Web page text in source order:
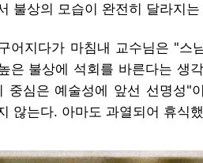
불상의 모습이 완전히 달라지
어지다가 마침내 교수님은 "스
은 불상에 석회를 바른다는 생
중심은 예술성에 앞선 선명성"
않는다. 아마도 과열되어 휴식